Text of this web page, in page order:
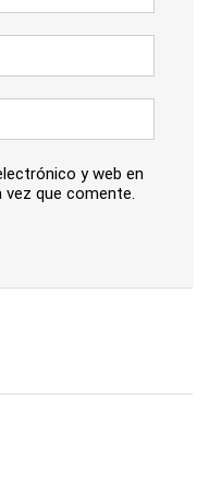
y web en
vez que comente.